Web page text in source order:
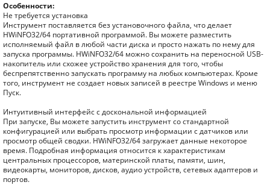
Особенности:
Не требуется установка
Инструмент поставляется без установочного файла, что делает
HWiNFO32/64 портативной программой. Вы можете разместить
исполняемый файл в любой части диска и просто нажать по нему для
запуска программы. HWiNFO32/64 можно сохранить на переносной USB-
накопитель или схожее устройство хранения для того, чтобы
беспрепятственно запускать программу на любых компьютерах. Кроме
того, инструмент не создает новых записей в реестре Windows и меню
Пуск.
Интуитивный интерфейс с доскональной информацией
При запуске, Вы можете запустить инструмент со стандартной
конфигурацией или выбрать просмотр информации с датчиков или
просмотр общей сводки. HWiNFO32/64 загружает данные некоторое
время. Подробная информация относится к характеристикам
центральных процессоров, материнской платы, памяти, шин,
видеокарты, мониторов, дисков, аудио устройств, сетевых адаптеров и
портов.